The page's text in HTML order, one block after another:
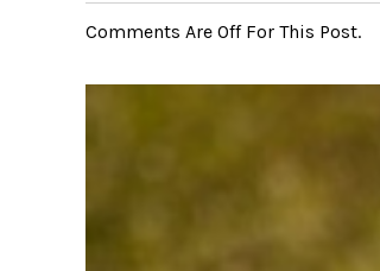
Comments Are Off For This Post.